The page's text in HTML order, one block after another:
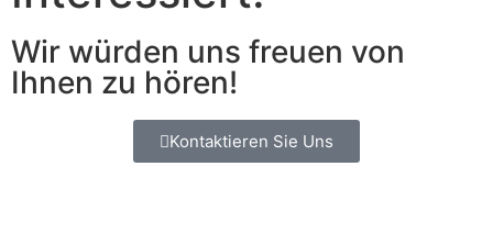
Wir würden uns freuen von
Ihnen zu hören!
Kontaktieren Sie Uns